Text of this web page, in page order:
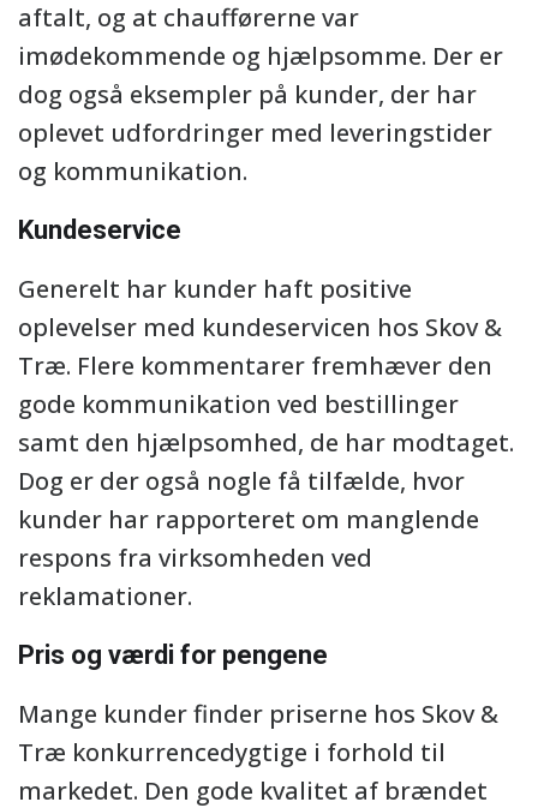
aftalt, og at chaufførerne var
imødekommende og hjælpsomme. Der er
dog også eksempler på kunder, der har
oplevet udfordringer med leveringstider
og kommunikation.
Kundeservice
Generelt har kunder haft positive
oplevelser med kundeservicen hos Skov &
Træ. Flere kommentarer fremhæver den
gode kommunikation ved bestillinger
samt den hjælpsomhed, de har modtaget.
Dog er der også nogle få tilfælde, hvor
kunder har rapporteret om manglende
respons fra virksomheden ved
reklamationer.
Pris og værdi for pengene
Mange kunder finder priserne hos Skov &
Træ konkurrencedygtige i forhold til
markedet. Den gode kvalitet af brændet